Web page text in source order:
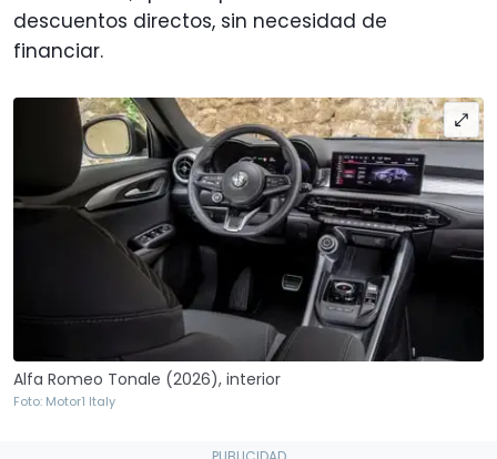
descuentos directos, sin necesidad de
financiar.
Alfa Romeo Tonale (2026), interior
Foto: Motor1 Italy